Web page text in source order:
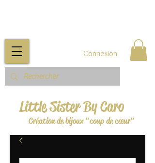
Little Sister By Caro
Création de bijoux "coup de cœur"
Connexion